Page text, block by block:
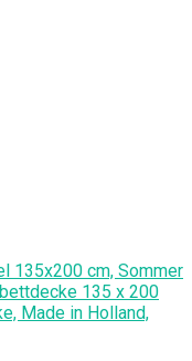
135x200 cm, Sommer
135 x 200
Made in Holland,